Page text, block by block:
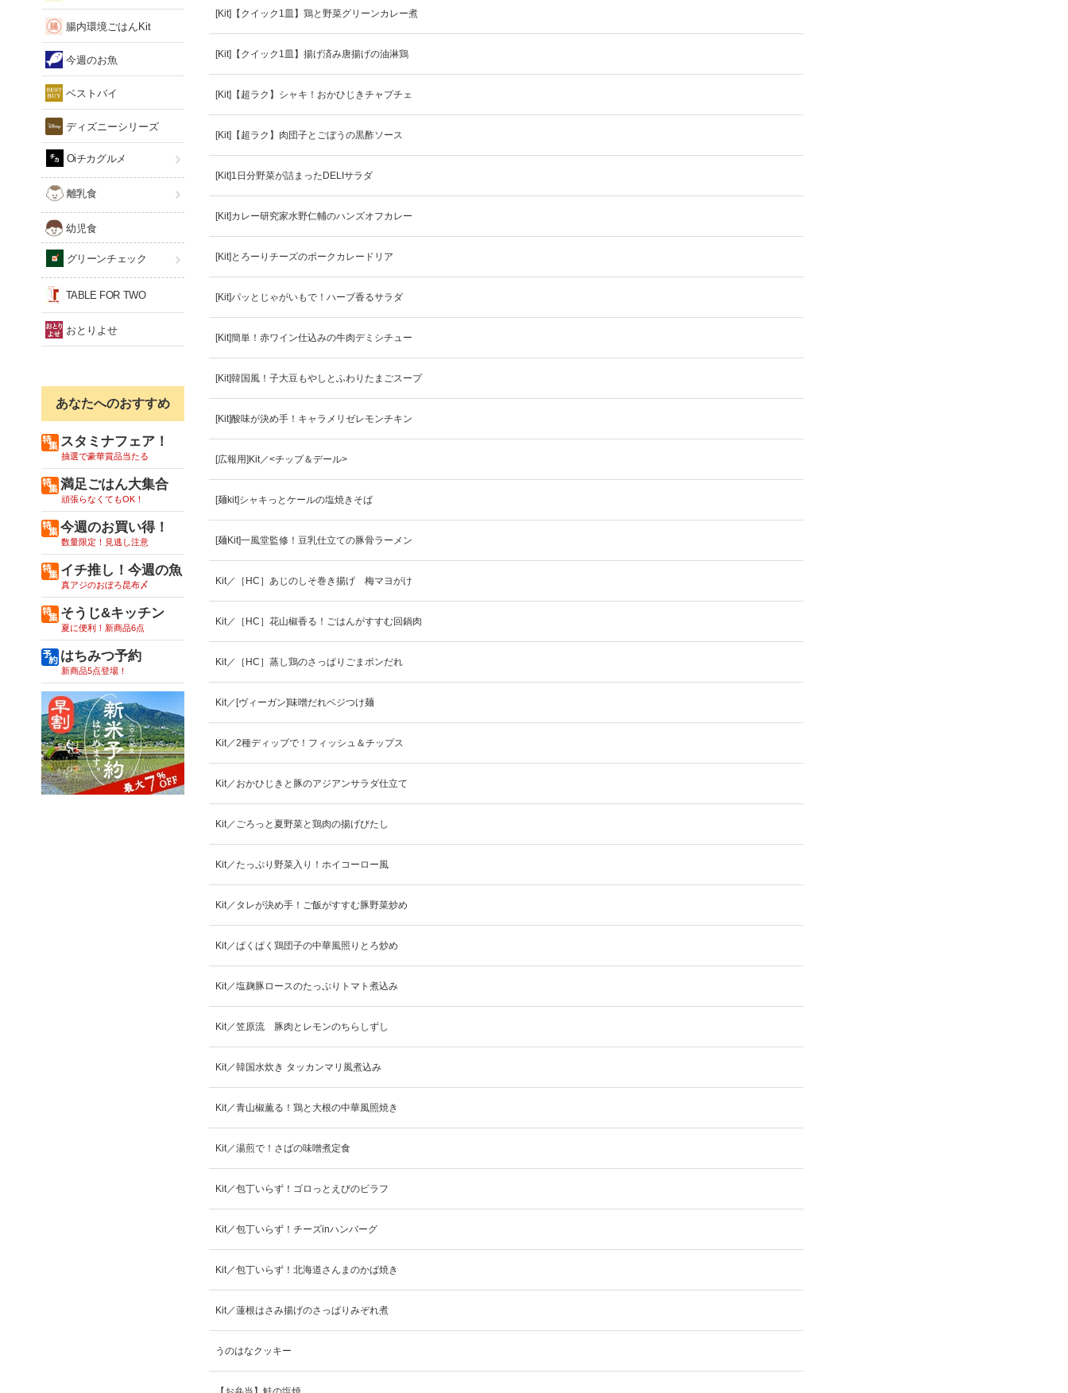
[Kit]【クイック1皿】鶏と野菜グリーンカレー煮
[Kit]【クイック1皿】揚げ済み唐揚げの油淋鶏
[Kit]【超ラク】シャキ！おかひじきチャプチェ
[Kit]【超ラク】肉団子とごぼうの黒酢ソース
[Kit]1日分野菜が詰まったDELIサラダ
[Kit]カレー研究家水野仁輔のハンズオフカレー
[Kit]とろーりチーズのポークカレードリア
[Kit]パッとじゃがいもで！ハーブ香るサラダ
[Kit]簡単！赤ワイン仕込みの牛肉デミシチュー
[Kit]韓国風！子大豆もやしとふわりたまごスープ
[Kit]酸味が決め手！キャラメリゼレモンチキン
[広報用]Kit／<チップ＆デール>
[麺kit]シャキっとケールの塩焼きそば
[麺Kit]一風堂監修！豆乳仕立ての豚骨ラーメン
Kit／［HC］あじのしそ巻き揚げ 梅マヨがけ
Kit／［HC］花山椒香る！ごはんがすすむ回鍋肉
Kit／［HC］蒸し鶏のさっぱりごまポンだれ
Kit／[ヴィーガン]味噌だれベジつけ麺
Kit／2種ディップで！フィッシュ＆チップス
Kit／おかひじきと豚のアジアンサラダ仕立て
Kit／ごろっと夏野菜と鶏肉の揚げびたし
Kit／たっぷり野菜入り！ホイコーロー風
Kit／タレが決め手！ご飯がすすむ豚野菜炒め
Kit／ぱくぱく鶏団子の中華風照りとろ炒め
Kit／塩麹豚ロースのたっぷりトマト煮込み
Kit／笠原流 豚肉とレモンのちらしずし
Kit／韓国水炊き タッカンマリ風煮込み
Kit／青山椒薫る！鶏と大根の中華風照焼き
Kit／湯煎で！さばの味噌煮定食
Kit／包丁いらず！ゴロっとえびのピラフ
Kit／包丁いらず！チーズinハンバーグ
Kit／包丁いらず！北海道さんまのかば焼き
Kit／蓮根はさみ揚げのさっぱりみぞれ煮
うのはなクッキー
腸内環境ごはんKit
今週のお魚
ベストバイ
ディズニーシリーズ
Oiチカグルメ
離乳食
幼児食
グリーンチェック
TABLE FOR TWO
おとりよせ
あなたへのおすすめ
スタミナフェア！
抽選で豪華賞品当たる
満足ごはん大集合
頑張らなくてもOK！
今週のお買い得！
数量限定！見逃し注意
イチ推し！今週の魚
真アジのおぼろ昆布〆
そうじ&キッチン
夏に便利！新商品6点
はちみつ予約
新商品5点登場！